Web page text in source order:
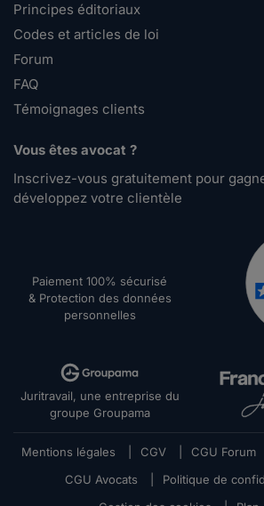
Principes éditoriaux
Codes et articles de loi
Forum
FAQ
Témoignages clients
Vous êtes avocat ?
Inscrivez-vous gratuitement pour
développez votre clientèle
Paiement 100% sécurisé
& Protection des données
personnelles
Juritravail, une entreprise du
groupe Groupama
Mentions légales CGV CGU Forum
CGU Avocats
Politique de